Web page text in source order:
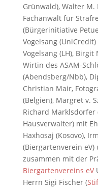
Grünwald), Walter
Fachanwalt für
(Bürgerinitiative
Vogelsang
Vogelsang (LH),
Wirtin des ASAM-
(Abendsberg/Nbb),
Christian Mair,
(Belgien), Margret v.
Richard
Hausverwalter) mit
Haxhosaj (Kosovo),
(Biergartenverein
zusammen mit der
Biergartenvereins eV
Herrn Sigi Fischer (